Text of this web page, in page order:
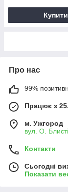
Купити
Про нас
99%
Працює з
м. Ужгород
вул. О.
Контакти
Сьогодні
Показати